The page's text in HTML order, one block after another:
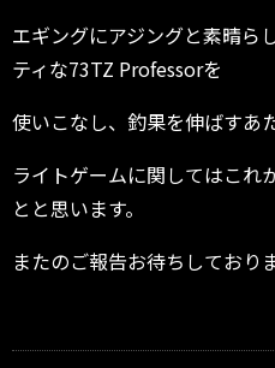
エギングにアジングと素晴ら
ティな73TZ Professorを
使いこなし、釣果を伸ばすあ
ライトゲームに関してはこれ
とと思います。
またのご報告お待ちしておりま